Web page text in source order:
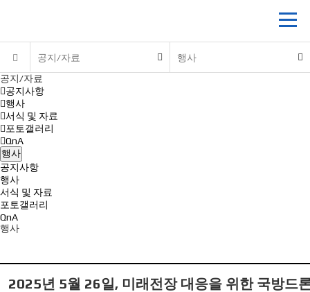
공지/자료
행사
공지/자료
공지사항
행사
서식 및 자료
포토갤러리
QnA
행사
공지사항
행사
서식 및 자료
포토갤러리
QnA
행사
2025년 5월 26일, 미래전장 대응을 위한 국방드